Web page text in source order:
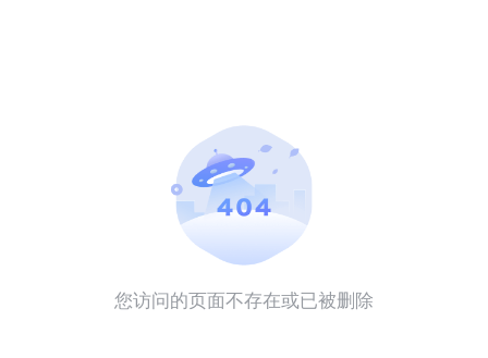
您访问的页面不存在或已被删除